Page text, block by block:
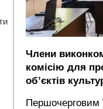
Члени
комісію для
об’єктів
Першочерговим